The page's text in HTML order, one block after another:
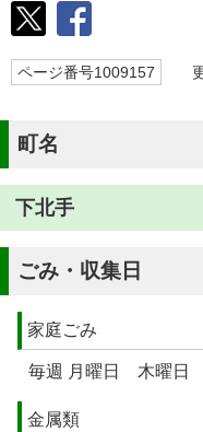
ページ番号1009157 更
町名
下北手
ごみ・収集日
家庭ごみ
毎週 月曜日 木曜日
金属類